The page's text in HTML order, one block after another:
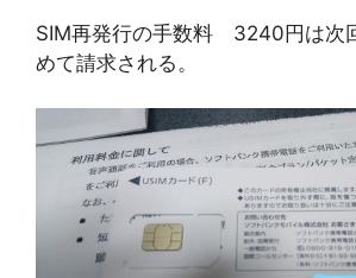
SIM再発行の手数料 3240円は次
めて請求される。